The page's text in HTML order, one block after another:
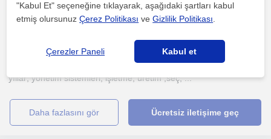
Mühendislik
Adana Sehri, Hidirli (Ad...
yıllar; yönetim sistemleri, işletme, üretim ,seç, ...
daha fazlasını gör Ücretsiz iletişime geç
"Kabul Et" seçeneğine tıklayarak, aşağıdaki şartları kabul
etmiş olursunuzÇerez Politikası veGizlilik Politikası
Çerezler Paneli Kabul et